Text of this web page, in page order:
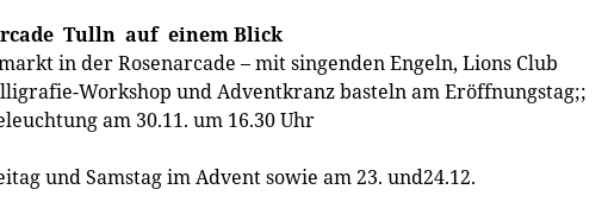
Tulln auf einem Blick
in der Rosenarcade – mit singenden Engeln, Lions Club
­Workshop und Adventkranz basteln am Eröffnungstag;;
am 30.11. um 16.30 Uhr
und Samstag im Advent sowie am 23. und24.12.